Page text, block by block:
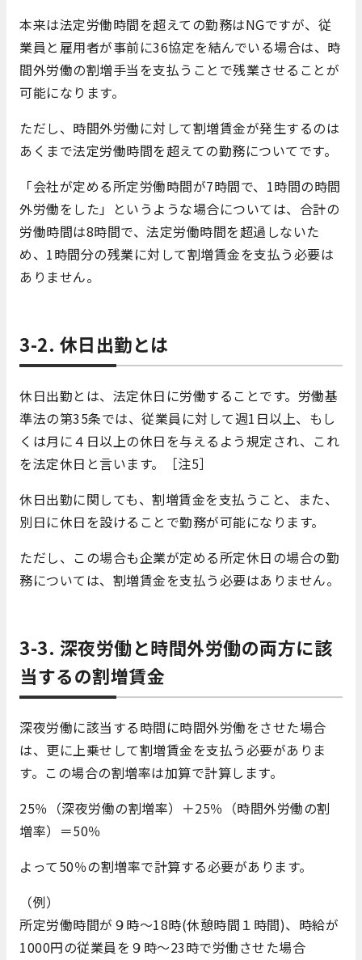
本来は法定労働時間を超えての勤務はNGですが、従
業員と雇用者が事前に36協定を結んでいる場合は、時
間外労働の割増手当を支払うことで残業させることが
可能になります。
ただし、時間外労働に対して割増賃金が発生するのは
あくまで法定労働時間を超えての勤務についてです。
「会社が定める所定労働時間が7時間で、1時間の時間
外労働をした」というような場合については、合計の
労働時間は8時間で、法定労働時間を超過しないた
め、1時間分の残業に対して割増賃金を支払う必要は
ありません。
3-2. 休日出勤とは
休日出勤とは、法定休日に労働することです。労働基
準法の第35条では、従業員に対して週1日以上、もし
くは月に４日以上の休日を与えるよう規定され、これ
を法定休日と言います。［注5］
休日出勤に関しても、割増賃金を支払うこと、また、
別日に休日を設けることで勤務が可能になります。
ただし、この場合も企業が定める所定休日の場合の勤
務については、割増賃金を支払う必要はありません。
3-3. 深夜労働と時間外労働の両方に該
当するの割増賃金
深夜労働に該当する時間に時間外労働をさせた場合
は、更に上乗せして割増賃金を支払う必要がありま
す。この場合の割増率は加算で計算します。
25％（深夜労働の割増率）＋25％（時間外労働の割
増率）＝50％
よって50％の割増率で計算する必要があります。
（例）
所定労働時間が９時～18時(休憩時間１時間)、時給が
1000円の従業員を９時～23時で労働させた場合